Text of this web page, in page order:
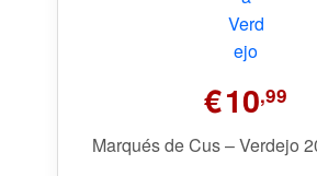
€10,99
Marqués de Cus – Verdejo